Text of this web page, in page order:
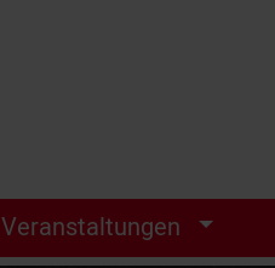
Veranstaltungen